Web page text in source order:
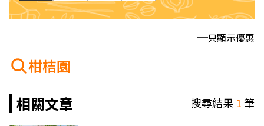
只顯示優惠
柑桔園
相關文章
搜尋結果 1筆